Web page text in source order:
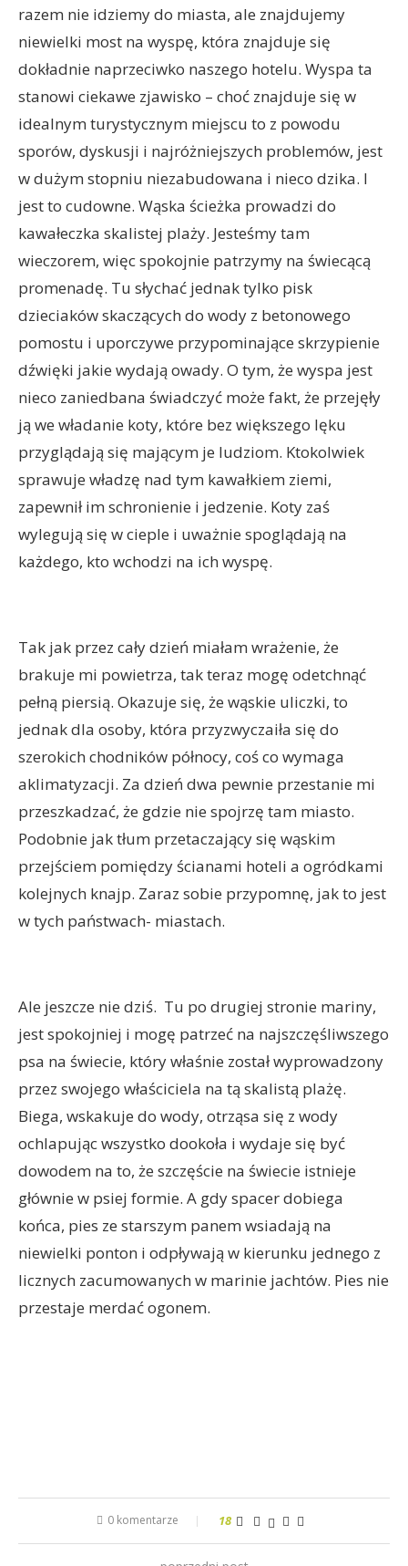
razem nie idziemy do miasta, ale znajdujemy
niewielki most na wyspę, która znajduje się
dokładnie naprzeciwko naszego hotelu. Wyspa ta
stanowi ciekawe zjawisko – choć znajduje się w
idealnym turystycznym miejscu to z powodu
sporów, dyskusji i najróżniejszych problemów, jest
w dużym stopniu niezabudowana i nieco dzika. I
jest to cudowne. Wąska ścieżka prowadzi do
kawałeczka skalistej plaży. Jesteśmy tam
wieczorem, więc spokojnie patrzymy na świecącą
promenadę. Tu słychać jednak tylko pisk
dzieciaków skaczących do wody z betonowego
pomostu i uporczywe przypominające skrzypienie
dźwięki jakie wydają owady. O tym, że wyspa jest
nieco zaniedbana świadczyć może fakt, że przejęły
ją we władanie koty, które bez większego lęku
przyglądają się mającym je ludziom. Ktokolwiek
sprawuje władzę nad tym kawałkiem ziemi,
zapewnił im schronienie i jedzenie. Koty zaś
wylegują się w cieple i uważnie spoglądają na
każdego, kto wchodzi na ich wyspę.
Tak jak przez cały dzień miałam wrażenie, że
brakuje mi powietrza, tak teraz mogę odetchnąć
pełną piersią. Okazuje się, że wąskie uliczki, to
jednak dla osoby, która przyzwyczaiła się do
szerokich chodników północy, coś co wymaga
aklimatyzacji. Za dzień dwa pewnie przestanie mi
przeszkadzać, że gdzie nie spojrzę tam miasto.
Podobnie jak tłum przetaczający się wąskim
przejściem pomiędzy ścianami hoteli a ogródkami
kolejnych knajp. Zaraz sobie przypomnę, jak to jest
w tych państwach- miastach.
Ale jeszcze nie dziś. Tu po drugiej stronie mariny,
jest spokojniej i mogę patrzeć na najszczęśliwszego
psa na świecie, który właśnie został wyprowadzony
przez swojego właściciela na tą skalistą plażę.
Biega, wskakuje do wody, otrząsa się z wody
ochlapując wszystko dookoła i wydaje się być
dowodem na to, że szczęście na świecie istnieje
głównie w psiej formie. A gdy spacer dobiega
końca, pies ze starszym panem wsiadają na
niewielki ponton i odpływają w kierunku jednego z
licznych zacumowanych w marinie jachtów. Pies nie
przestaje merdać ogonem.
0 komentarze 18